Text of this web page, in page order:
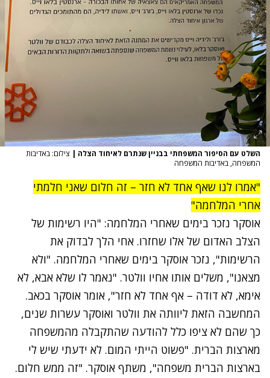
השלט עם הסיפור המשפחתי בבניין שנתרם לאיחוד הצלה | צילום: באדיבות
המשפחה, באדיבות המשפחה
"אמרו לנו שאף אחד לא חזר – זה חלום שאני חלמתי
אחרי המלחמה"
אוסקר נזכר בימים שאחרי המלחמה: "היו רשימות של
הצלב האדום של אלו שחזרו. אחי הלך לבדוק את
הרשימות", נזכר אוסקר בימים שאחרי המלחמה. "ולא
מצאנו", משלים אותו אחיו וולטר. "נאמר לו שלא אבא, לא
אימא, לא דודה – אף אחד לא חזר", אומר אוסקר בכאב.
המחשבה הזאת ליוותה את וולטר ואוסקר עשרות שנים,
כך שהם לא ציפו כלל להודעה שהתקבלה מהמשפחה
מארצות הברית. "פשוט הייתי המום. לא ידעתי שיש לי
בארצות הברית משפחה", משתף אוסקר. "זה ממש חלום.